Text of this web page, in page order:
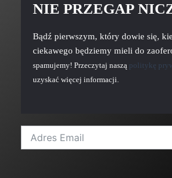
NIE PRZEGAP
Bądź pierwszym, który dowie się,
ciekawego będziemy mieli do
spamujemy! Przeczytaj naszą politykę
uzyskać więcej informacji.